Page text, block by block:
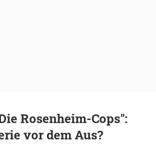
Rosenheim-Cops":
vor dem Aus?